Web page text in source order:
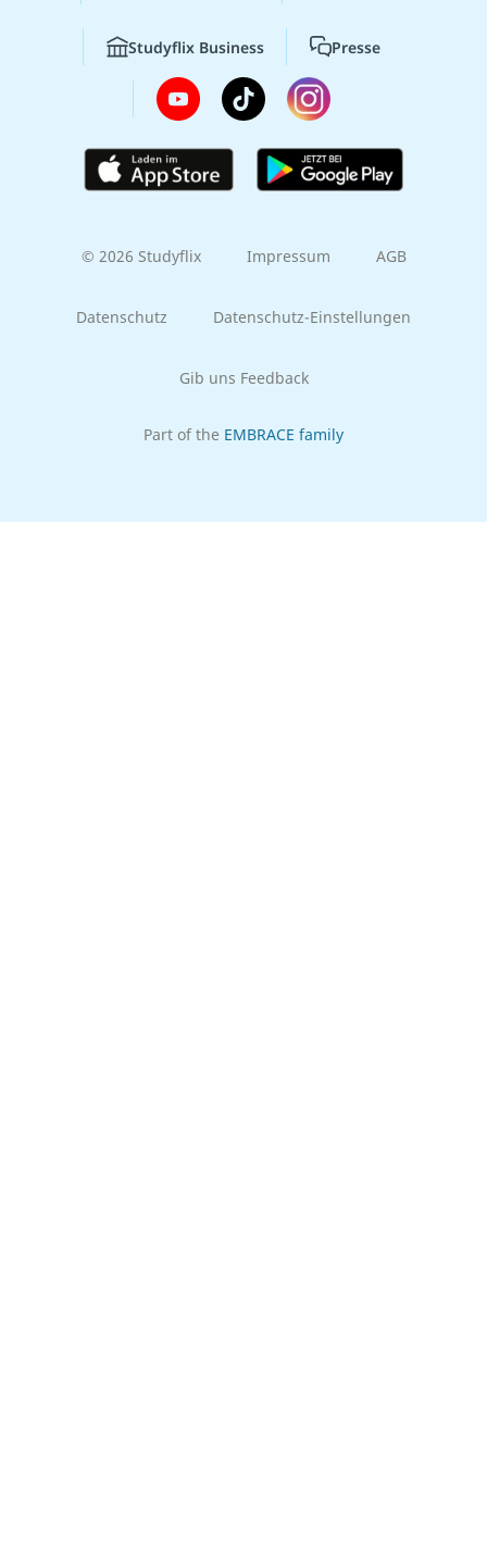
Studyflix Business Presse
© 2026 Studyflix Impressum AGB
Datenschutz Datenschutz-Einstellungen
Gib uns Feedback
Part of the EMBRACE family